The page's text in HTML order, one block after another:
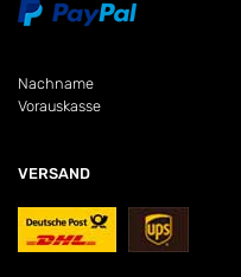
Nachname
Vorauskasse
VERSAND